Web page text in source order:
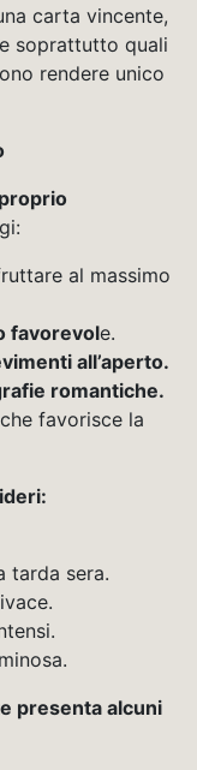
carta vincente,
soprattutto quali
rendere unico
al massimo
favorevole.
all’aperto.
romantiche.
favorisce la
tarda sera.
presenta alcuni